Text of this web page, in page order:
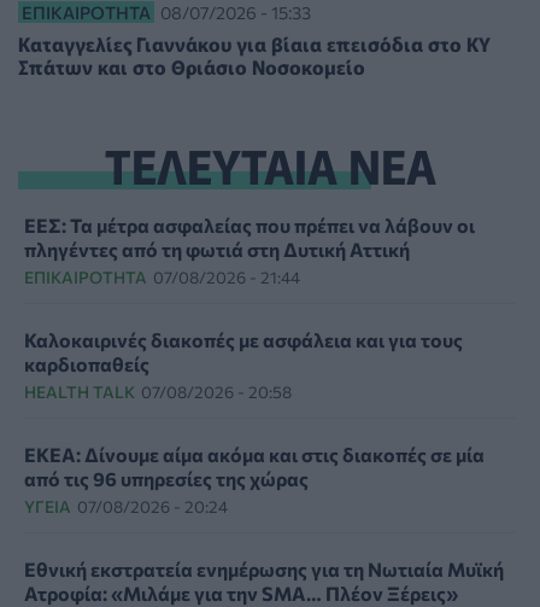
ΕΠΙΚΑΙΡΌΤΗΤΑ 08/07/2026 - 15:33
Καταγγελίες Γιαννάκου για βίαια επεισόδια στο ΚΥ
Σπάτων και στο Θριάσιο Νοσοκομείο
ΤΕΛΕΥΤΑΙΑ ΝΕΑ
ΕΕΣ: Τα μέτρα ασφαλείας που πρέπει να λάβουν οι
πληγέντες από τη φωτιά στη Δυτική Αττική
ΕΠΙΚΑΙΡΌΤΗΤΑ 07/08/2026 - 21:44
Καλοκαιρινές διακοπές με ασφάλεια και για τους
καρδιοπαθείς
HEALTH TALK 07/08/2026 - 20:58
ΕΚΕΑ: Δίνουμε αίμα ακόμα και στις διακοπές σε μία
από τις 96 υπηρεσίες της χώρας
ΥΓΕΊΑ 07/08/2026 - 20:24
Εθνική εκστρατεία ενημέρωσης για τη Νωτιαία Μυϊκή
Ατροφία: «Μιλάμε για την SMA… Πλέον Ξέρεις»